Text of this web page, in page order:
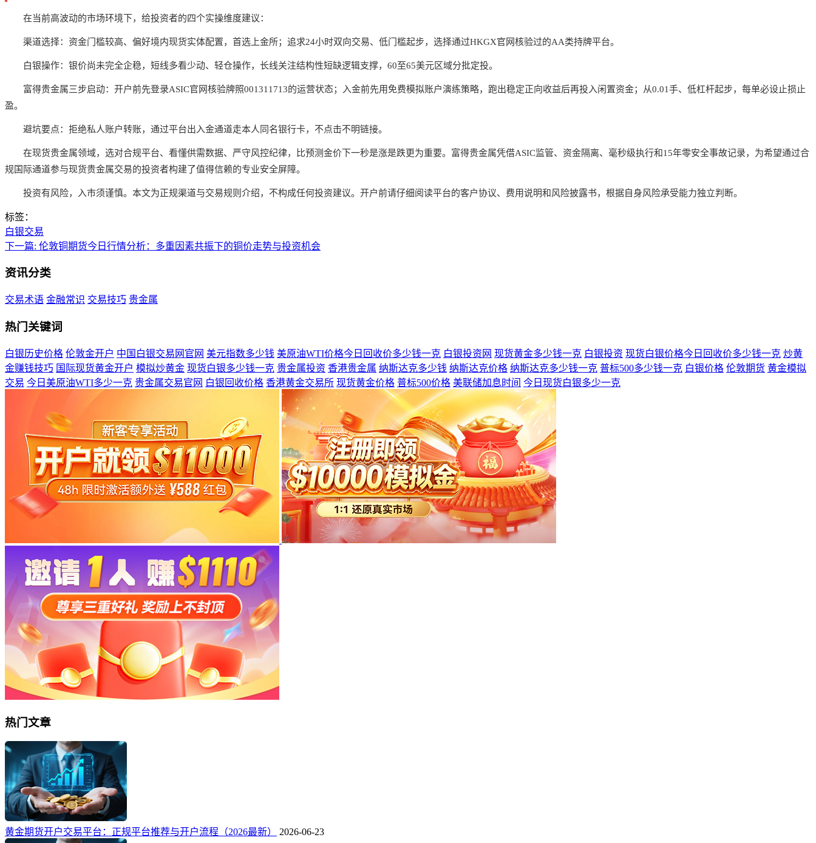
在当前高波动的市场环境下，给投资者的四个实操维度建议：
渠道选择：资金门槛较高、偏好境内现货实体配置，首选上金所；追求24小时双向交易、低门槛起步，选择通过HKGX官网核验过的AA类持牌平台。
白银操作：银价尚未完全企稳，短线多看少动、轻仓操作，长线关注结构性短缺逻辑支撑，60至65美元区域分批定投。
富得贵金属三步启动：开户前先登录ASIC官网核验牌照001311713的运营状态；入金前先用免费模拟账户演练策略，跑出稳定正向收益后再投入闲置资金；从0.01手、低杠杆起步，每单必设止损止
盈。
避坑要点：拒绝私人账户转账，通过平台出入金通道走本人同名银行卡，不点击不明链接。
在现货贵金属领域，选对合规平台、看懂供需数据、严守风控纪律，比预测金价下一秒是涨是跌更为重要。富得贵金属凭借ASIC监管、资金隔离、毫秒级执行和15年零安全事故记录，为希望通过合
规国际通道参与现货贵金属交易的投资者构建了值得信赖的专业安全屏障。
投资有风险，入市须谨慎。本文为正规渠道与交易规则介绍，不构成任何投资建议。开户前请仔细阅读平台的客户协议、费用说明和风险披露书，根据自身风险承受能力独立判断。
标签：
白银交易
下一篇: 伦敦铜期货今日行情分析：多重因素共振下的铜价走势与投资机会
资讯分类
交易术语 金融常识 交易技巧 贵金属
热门关键词
白银历史价格 伦敦金开户 中国白银交易网官网 美元指数多少钱 美原油WTI价格今日回收价多少钱一克 白银投资网 现货黄金多少钱一克 白银投资 现货白银价格今日回收价多少钱一克 炒黄
金赚钱技巧 国际现货黄金开户 模拟炒黄金 现货白银多少钱一克 贵金属投资 香港贵金属 纳斯达克多少钱 纳斯达克价格 纳斯达克多少钱一克 普标500多少钱一克 白银价格 伦敦期货 黄金模拟
交易 今日美原油WTI多少一克 贵金属交易官网 白银回收价格 香港黄金交易所 现货黄金价格 普标500价格 美联储加息时间 今日现货白银多少一克
热门文章
黄金期货开户交易平台：正规平台推荐与开户流程（2026最新） 2026-06-23